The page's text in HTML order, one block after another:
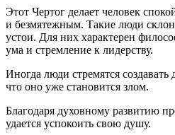
Этот Чертог делает человек
и безмятежным. Такие люди
устои. Для них характерен
ума и стремление к лидерству.
Иногда люди стремятся создавать
что оно уже становится злом.
Благодаря духовному развитию
удается успокоить свою душу.